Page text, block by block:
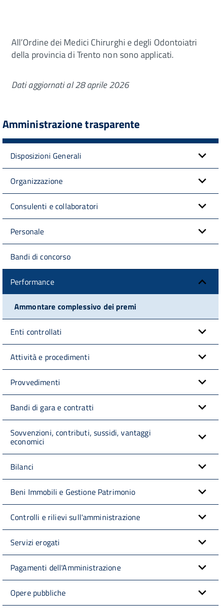
All’Ordine dei Medici Chirurghi e degli Odontoiatri
della provincia di Trento non sono applicati.
Dati aggiornati al 28 aprile 2026
Amministrazione trasparente
Disposizioni Generali
Organizzazione
Consulenti e collaboratori
Personale
Bandi di concorso
Performance
Ammontare complessivo dei premi
Enti controllati
Attività e procedimenti
Provvedimenti
Bandi di gara e contratti
Sovvenzioni, contributi, sussidi, vantaggi
economici
Bilanci
Beni Immobili e Gestione Patrimonio
Controlli e rilievi sull'amministrazione
Servizi erogati
Pagamenti dell'Amministrazione
Opere pubbliche